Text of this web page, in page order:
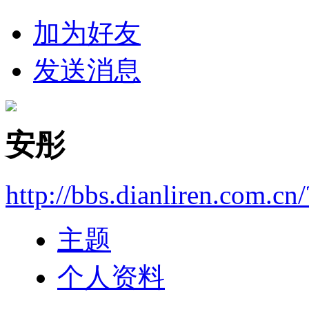
加为好友
发送消息
安彤
http://
主题
个人资料